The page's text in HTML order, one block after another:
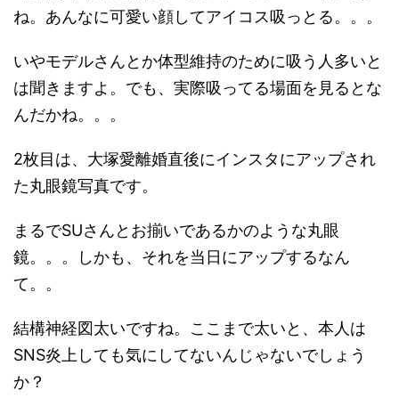
ね。あんなに可愛い顔してアイコス吸っとる。。。
いやモデルさんとか体型維持のために吸う人多いと
は聞きますよ。でも、実際吸ってる場面を見るとな
んだかね。。。
2枚目は、大塚愛離婚直後にインスタにアップされ
た丸眼鏡写真です。
まるでSUさんとお揃いであるかのような丸眼
鏡。。。しかも、それを当日にアップするなん
て。。
結構神経図太いですね。ここまで太いと、本人は
SNS炎上しても気にしてないんじゃないでしょう
か？